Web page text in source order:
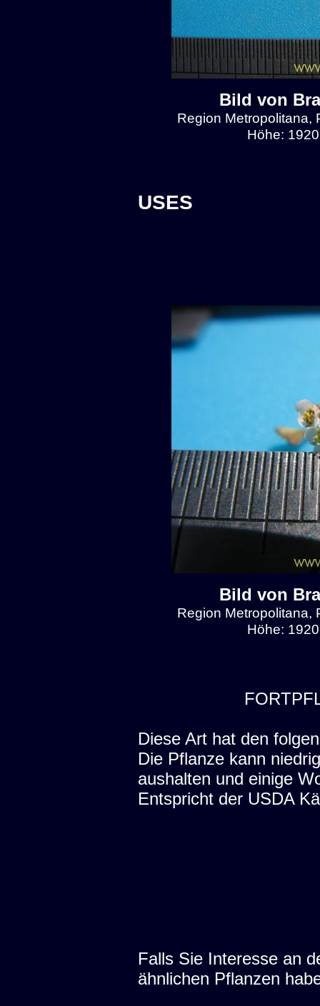
Bild von
Region Metropolitana,
Höhe:
USES
Bild von
Region Metropolitana,
Höhe:
Diese Art hat den
Die Pflanze kann
aushalten und einige
Entspricht der USDA
Falls Sie Interesse an
ähnlichen Pflanzen